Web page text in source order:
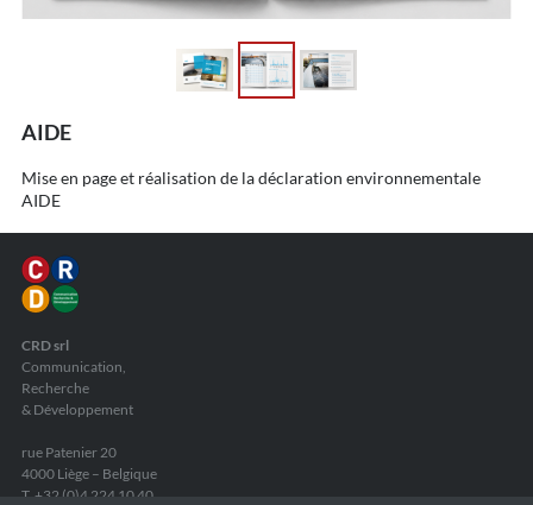
AIDE
Mise en page et réalisation de la déclaration environnementale
AIDE
CRD srl
Communication,
Recherche
& Développement
rue Patenier 20
4000 Liège – Belgique
T. +32 (0)4 224 10 40